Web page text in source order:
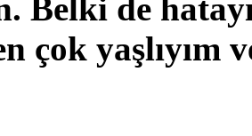
Belki de
çok yaşlıyım